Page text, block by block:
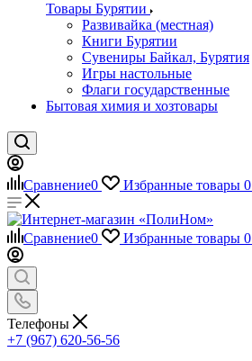
Товары Бурятии
Развивайка (местная)
Книги Бурятии
Сувениры Байкал, Бурятия
Игры настольные
Флаги государственные
Бытовая химия и хозтовары
Сравнение0 Избранные товары 0
Сравнение0 Избранные товары 0
Телефоны
+7 (967) 620-56-56